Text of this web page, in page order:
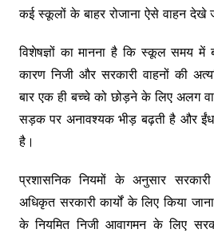
कई स्कूलों के बाहर रोजाना ऐसे वाहन देखे
विशेषज्ञों का मानना है कि स्कूल समय
कारण निजी और सरकारी वाहनों की
बार एक ही बच्चे को छोड़ने के लिए अलग
सड़क पर अनावश्यक भीड़ बढ़ती है और
है।
प्रशासनिक नियमों के अनुसार
अधिकृत सरकारी कार्यों के लिए किया
के नियमित निजी आवागमन के लिए